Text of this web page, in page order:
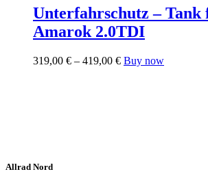
der
Unterfahrschutz –
Amarok 2.0TDI
319,00 € – 419,00 €Preisspanne:
Buy nowDieses
Allrad Nord